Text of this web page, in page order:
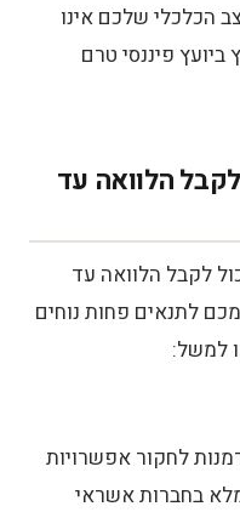
הכלכלי שלכם אינו
פיננסי טרם
הלוואה עד
לקבל הלוואה עד
עצמכם לתנאים פחות נוחים
למשל:
לחקור אפשרויות
בחברות אשראי